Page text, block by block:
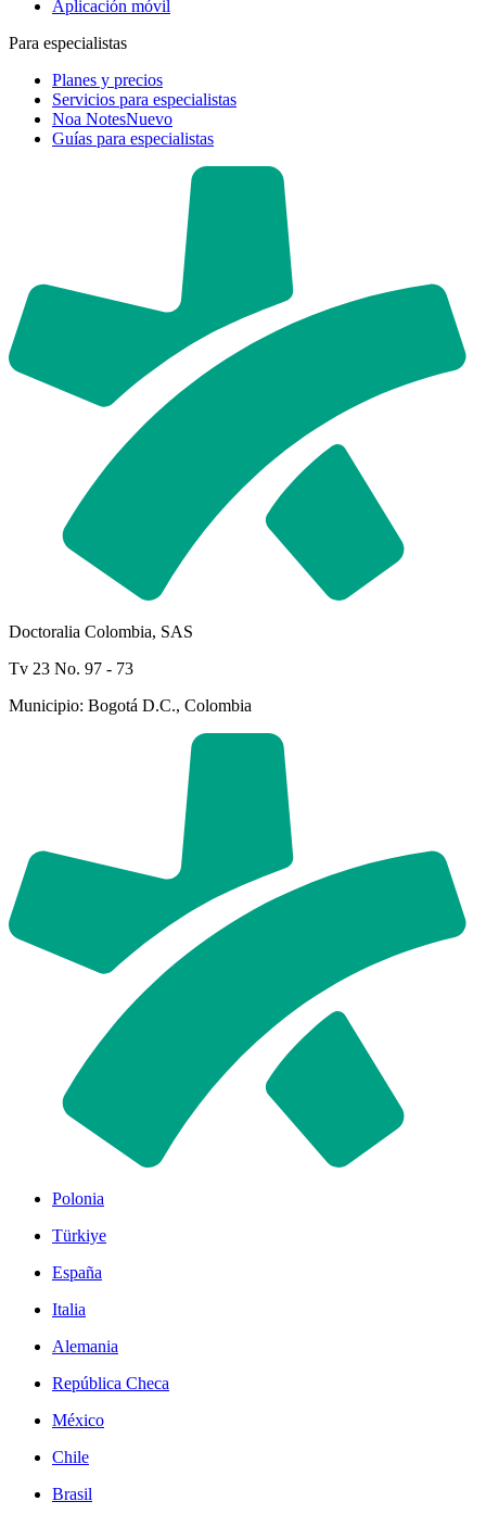
Aplicación móvil
Para especialistas
Planes y precios
Servicios para especialistas
Noa NotesNuevo
Guías para especialistas
Doctoralia Colombia, SAS
Tv 23 No. 97 - 73
Municipio: Bogotá D.C., Colombia
Polonia
Türkiye
España
Italia
Alemania
República Checa
México
Chile
Brasil